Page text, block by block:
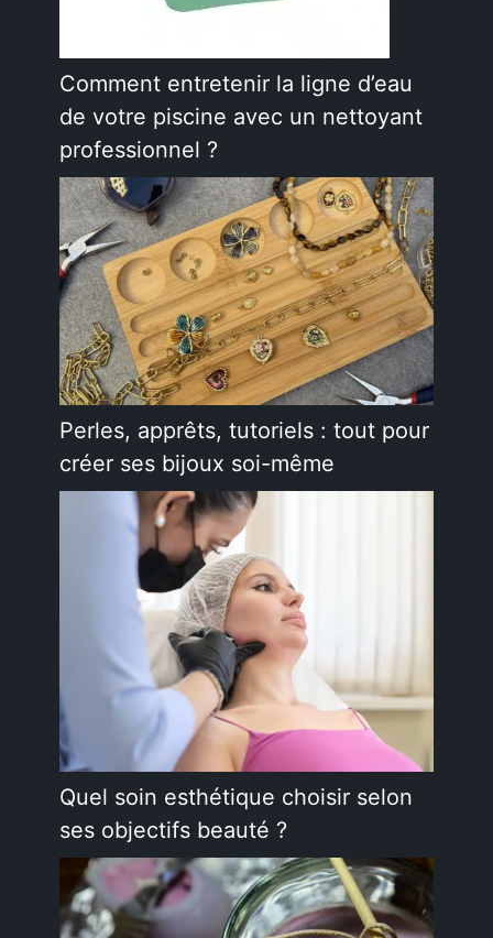
Comment entretenir la ligne d’eau
de votre piscine avec un nettoyant
professionnel ?
Perles, apprêts, tutoriels : tout pour
créer ses bijoux soi-même
Quel soin esthétique choisir selon
ses objectifs beauté ?